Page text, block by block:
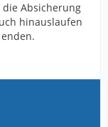
Absicherung
hinauslaufen